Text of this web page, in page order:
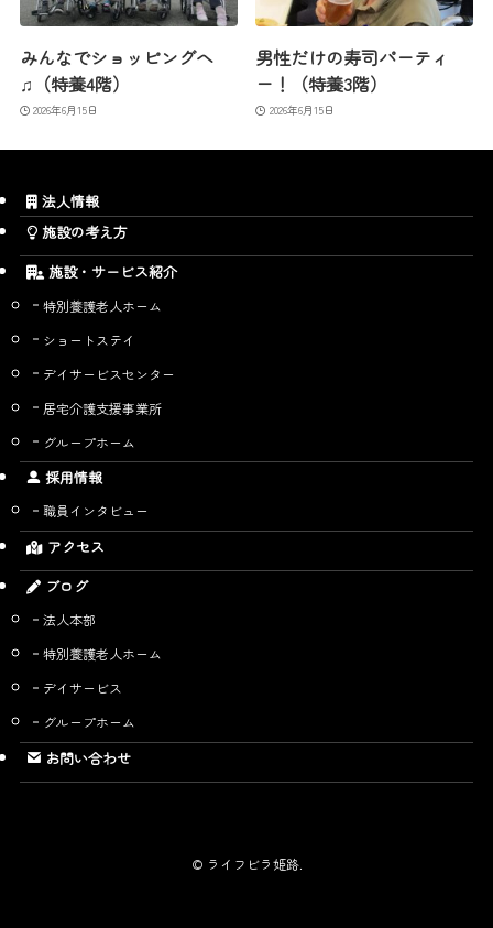
みんなでショッピングへ
♫（特養4階）
2026年6月15日
男性だけの寿司パーティ
ー！（特養3階）
2026年6月15日
法人情報
施設の考え方
施設・サービス紹介
特別養護老人ホーム
ショートステイ
デイサービスセンター
居宅介護支援事業所
グループホーム
採用情報
職員インタビュー
アクセス
ブログ
法人本部
特別養護老人ホーム
デイサービス
グループホーム
お問い合わせ
© ライフビラ姫路.